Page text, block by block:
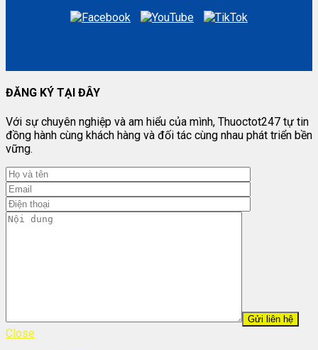
ĐĂNG KÝ TẠI ĐÂY
Với sự chuyên nghiệp và am hiểu của mình, Thuoctot247 tự tin
đồng hành cùng khách hàng và đối tác cùng nhau phát triển bền
vững.
Close